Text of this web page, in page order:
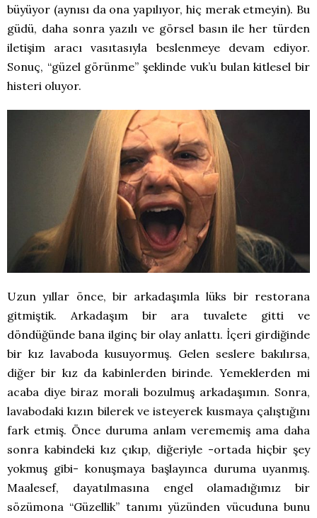
büyüyor (aynısı da ona yapılıyor, hiç merak etmeyin). Bu
güdü, daha sonra yazılı ve görsel basın ile her türden
iletişim aracı vasıtasıyla beslenmeye devam ediyor.
Sonuç, “güzel görünme” şeklinde vuk’u bulan kitlesel bir
histeri oluyor.
Uzun yıllar önce, bir arkadaşımla lüks bir restorana
gitmiştik. Arkadaşım bir ara tuvalete gitti ve
döndüğünde bana ilginç bir olay anlattı. İçeri girdiğinde
bir kız lavaboda kusuyormuş. Gelen seslere bakılırsa,
diğer bir kız da kabinlerden birinde. Yemeklerden mi
acaba diye biraz morali bozulmuş arkadaşımın. Sonra,
lavabodaki kızın bilerek ve isteyerek kusmaya çalıştığını
fark etmiş. Önce duruma anlam verememiş ama daha
sonra kabindeki kız çıkıp, diğeriyle -ortada hiçbir şey
yokmuş gibi- konuşmaya başlayınca duruma uyanmış.
Maalesef, dayatılmasına engel olamadığımız bir
sözümona “Güzellik” tanımı yüzünden vücuduna bunu